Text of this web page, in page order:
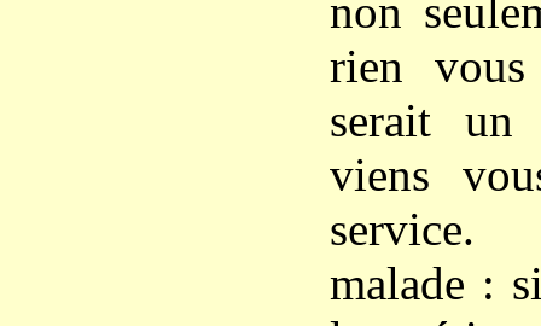
non
rien
serait un
viens
malade :